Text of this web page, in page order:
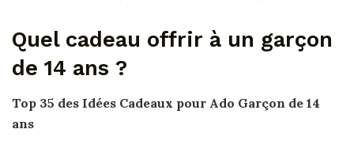
Quel cadeau offrir à un garçon
de 14 ans ?
Top 35 des Idées Cadeaux pour Ado Garçon de 14
ans